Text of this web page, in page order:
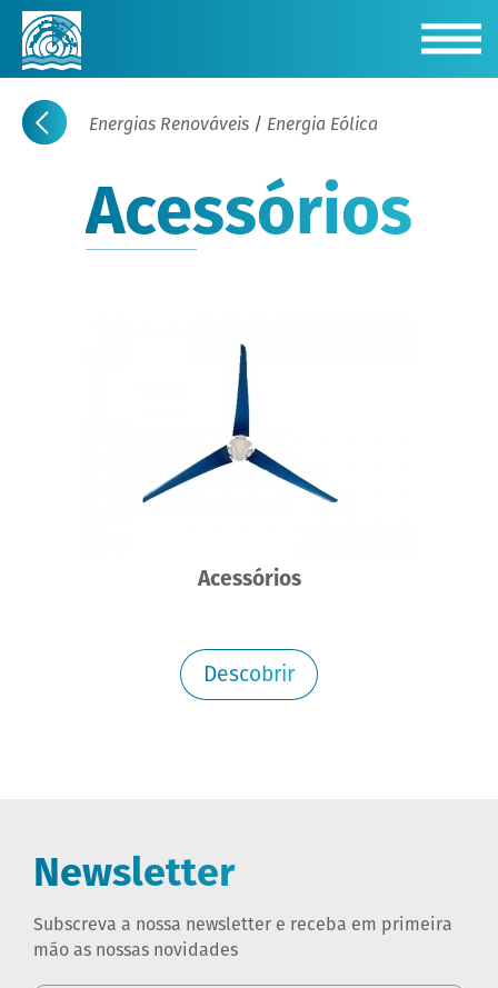
Energias Renováveis / Energia Eólica
Acessórios
Acessórios
Descobrir
Newsletter
Subscreva a nossa newsletter e receba em primeira
mão as nossas novidades